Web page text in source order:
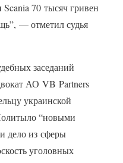
70 тысяч гривен
— отметил судья
заседаний
АО VB Partners
украинской
“новыми
дело из сферы
уголовных